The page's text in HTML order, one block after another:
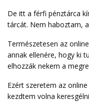
De itt a férfi pénztárca
tárcát. Nem haboztam,
Természetesen az
annak ellenére, hogy ki
elhozzák nekem a
Ezért szeretem az
kezdtem volna